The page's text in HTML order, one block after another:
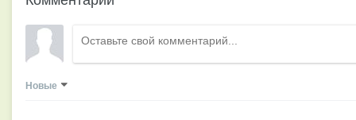
Новые